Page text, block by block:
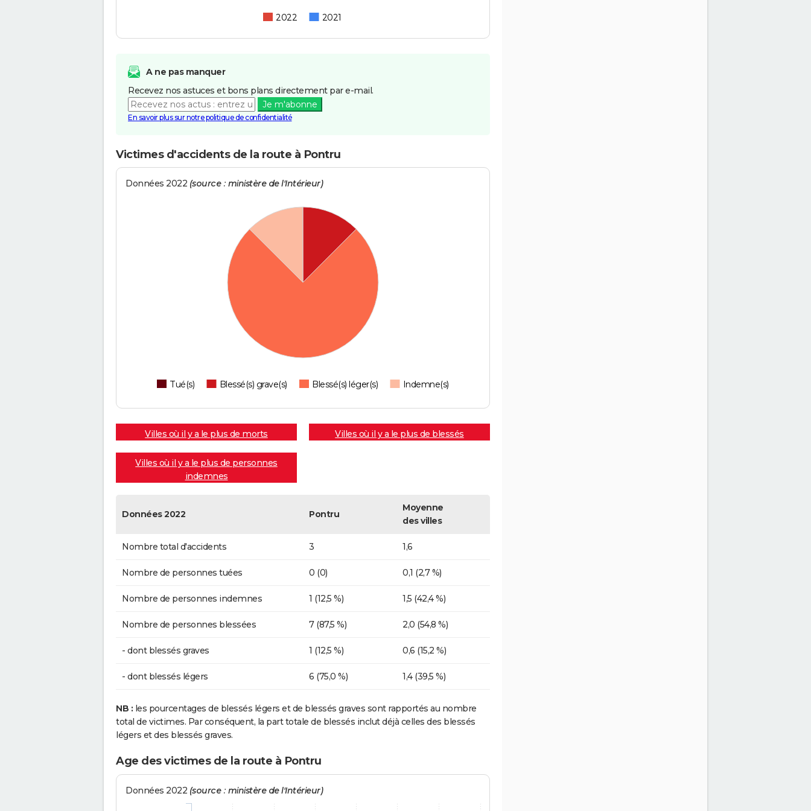
2022 2021
A ne pas manquer
Recevez nos astuces et bons plans directement par e-mail.
Je m'abonne
En savoir plus sur notre politique de confidentialité
Victimes d'accidents de la route à Pontru
Données 2022 (source : ministère de l'Intérieur)
Tué(s) Blessé(s) grave(s) Blessé(s) léger(s) Indemne(s)
Villes où il y a le plus de morts Villes où il y a le plus de blessés
Villes où il y a le plus de personnes
indemnes
Données 2022 Pontru
Moyenne
des villes
Nombre total d'accidents 3 1,6
Nombre de personnes tuées 0 (0) 0,1 (2,7 %)
Nombre de personnes indemnes 1 (12,5 %) 1,5 (42,4 %)
Nombre de personnes blessées 7 (87,5 %) 2,0 (54,8 %)
- dont blessés graves 1 (12,5 %) 0,6 (15,2 %)
- dont blessés légers 6 (75,0 %) 1,4 (39,5 %)
NB : les pourcentages de blessés légers et de blessés graves sont rapportés au nombre
total de victimes. Par conséquent, la part totale de blessés inclut déjà celles des blessés
légers et des blessés graves.
Age des victimes de la route à Pontru
Données 2022 (source : ministère de l'Intérieur)